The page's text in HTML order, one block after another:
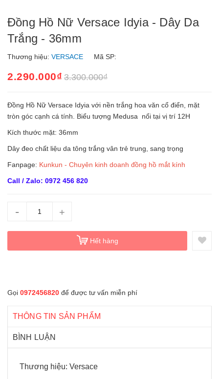
Đồng Hồ Nữ Versace Idyia - Dây Da
Trắng - 36mm
Thương hiệu: VERSACE Mã SP:
2.290.000₫ 3.300.000₫
Đồng Hồ Nữ Versace Idyia với nền trắng hoa văn cổ điển, mặt
tròn góc cạnh cá tính. Biểu tượng Medusa nổi tại vị trí 12H
Kích thước mặt: 36mm
Dây đeo chất liệu da tông trắng vân trẻ trung, sang trọng
Fanpage: Kunkun - Chuyên kinh doanh đồng hồ mắt kính
Call / Zalo: 0972 456 820
- +
Hết hàng
Gọi 0972456820 để được tư vấn miễn phí
THÔNG TIN SẢN PHẨM
BÌNH LUẬN
Thương hiệu: Versace